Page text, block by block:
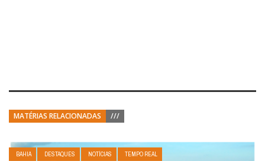
MATÉRIAS RELACIONADAS ///
BAHIA DESTAQUES NOTÍCIAS TEMPO REAL